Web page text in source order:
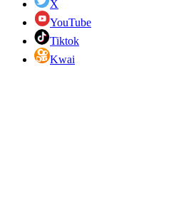
X
YouTube
Tiktok
Kwai